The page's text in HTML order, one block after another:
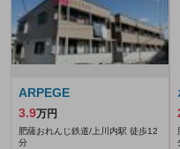
ARPEGE
3.9万円
肥薩おれんじ鉄道/上川内駅 徒歩12
分